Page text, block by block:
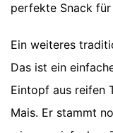
perfekte Snack
Ein weiteres
Das ist ein
Eintopf aus reifen
Mais. Er stammt